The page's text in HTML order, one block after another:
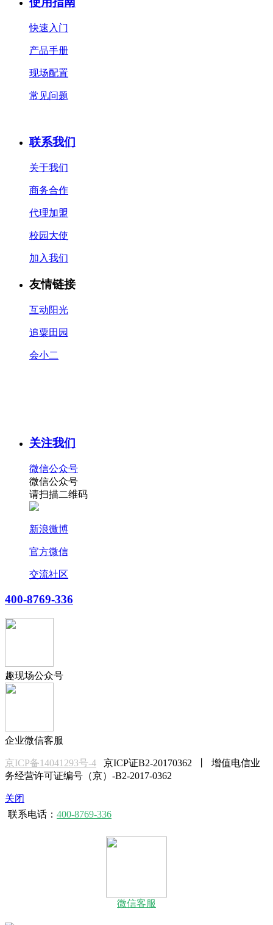
快速入门
产品手册
现场配置
常见问题
联系我们
关于我们
商务合作
代理加盟
校园大使
加入我们
友情链接
互动阳光
追粟田园
会小二
关注我们
微信公众号
微信公众号
请扫描二维码
新浪微博
官方微信
交流社区
400-8769-336
趣现场公众号
企业微信客服
京ICP备14041293号-4 京ICP证B2-20170362 丨 增值电信业
务经营许可证编号（京）-B2-2017-0362
关闭
联系电话： 400-8769-336
微信客服